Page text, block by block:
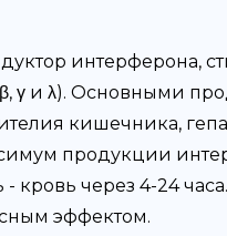
интерферона,
γ и λ). Основными
кишечника,
продукции
через 4-24
эффектом.